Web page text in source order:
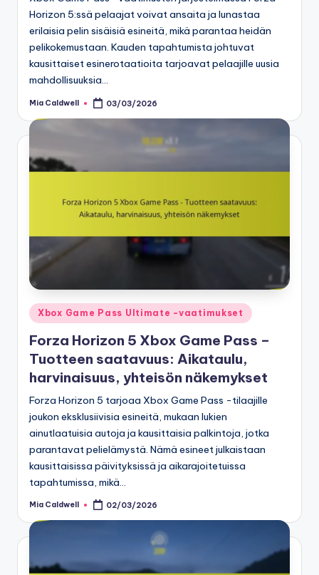
Horizon 5:ssä pelaajat voivat ansaita ja lunastaa
erilaisia pelin sisäisiä esineitä, mikä parantaa heidän
pelikokemustaan. Kauden tapahtumista johtuvat
kausittaiset esinerotaatioita tarjoavat pelaajille uusia
mahdollisuuksia…
Posted
Mia Caldwell 03/03/2026
Posted
in
Xbox Game Pass Ultimate -vaatimukset
Forza Horizon 5 Xbox Game Pass –
Tuotteen saatavuus: Aikataulu,
harvinaisuus, yhteisön näkemykset
Forza Horizon 5 tarjoaa Xbox Game Pass -tilaajille
joukon eksklusiivisia esineitä, mukaan lukien
ainutlaatuisia autoja ja kausittaisia palkintoja, jotka
parantavat pelielämystä. Nämä esineet julkaistaan
kausittaisissa päivityksissä ja aikarajoitetuissa
tapahtumissa, mikä…
Posted
Mia Caldwell 02/03/2026